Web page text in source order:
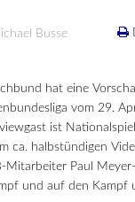
Busse
hat eine
vom 29.
ist
ca. halbstündigen
Mitarbeiter Paul
und auf den Kampf